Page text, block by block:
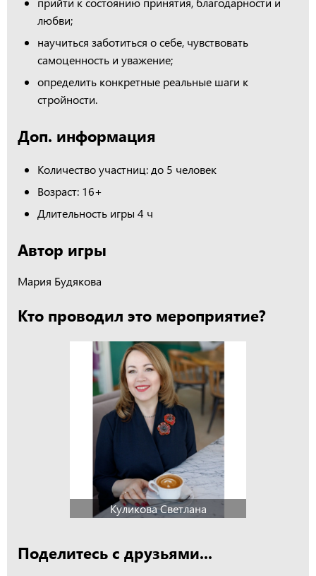
любви;
научиться заботиться о себе, чувствовать
самоценность и уважение;
определить конкретные реальные шаги к
стройности.
Доп. информация
Количество участниц: до 5 человек
Возраст: 16+
Длительность игры 4 ч
Автор игры
Мария Будякова
Кто проводил это мероприятие?
Куликова Светлана
Поделитесь с друзьями...